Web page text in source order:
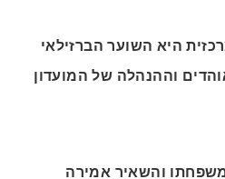
היא השוער הברזילאי
וההנהלה של המועדון
והשאיר אמירה